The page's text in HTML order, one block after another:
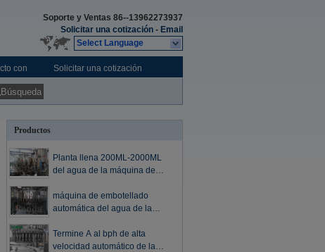
Soporte y Ventas 86--13962273937
Solicitar una cotización - Email
Select Language
con Solicitar una cotización
Búsqueda
Productos
Planta llena 200ML-2000ML
del agua de la máquina de
de embotellado de la máquina
del equipo puro del embalaje
máquina de embotellado
automática del agua de la
CGF18-18-6 3-IN-1
Termine A al bph de alta
velocidad automático de la